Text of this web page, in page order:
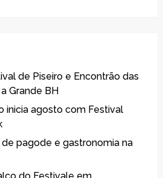
de Piseiro e Encontrão das
Grande BH
inicia agosto com Festival
pagode e gastronomia na